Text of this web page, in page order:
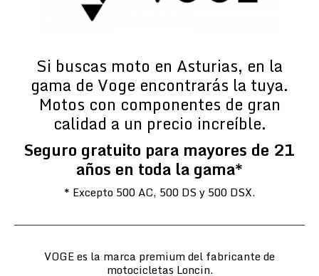
Si buscas moto en Asturias, en la
gama de Voge encontrarás la tuya.
Motos con componentes de gran
calidad a un precio increíble.
Seguro gratuito para mayores de 21
años en toda la gama*
* Excepto 500 AC, 500 DS y 500 DSX.
VOGE es la marca premium del fabricante de
motocicletas Loncin.